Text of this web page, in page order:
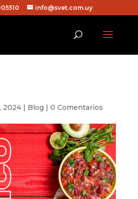
info@svet.com.uy
2024| Blog | 0 Comentarios